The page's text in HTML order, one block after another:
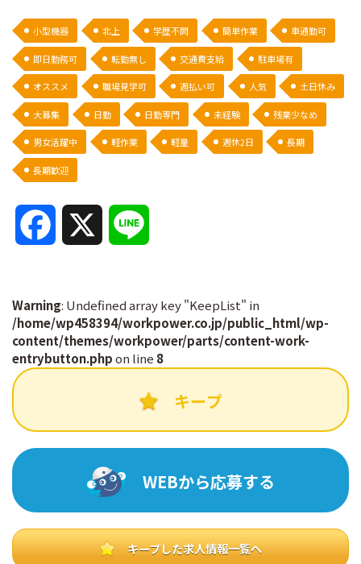
小型機器 北上 学歴不問 簡単作業 車通勤可
即日勤務可 転勤無し 交通費支給 駐車場有
オススメ 職場見学可 週払い可 人気 土日休み
大募集 日勤 日勤専門 未経験 残業少なめ
男女活躍中 軽作業 軽量 週休2日 長期
長期歓迎
c
e
o
n
e
Warning: Undefined array key "KeepList" in
/home/wp458394/workpower.co.jp/public_html/wp-
content/themes/workpower/parts/content-work-
entrybutton.phpon line 8
キープ
WEBから応募する
キープした求人情報一覧へ